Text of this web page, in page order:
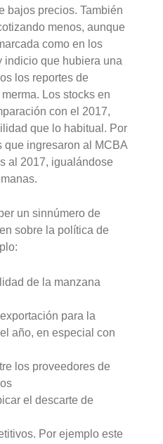
bajos precios. También
menos, aunque
como en los
indicio que hubiera una
los reportes de
Los stocks en
con el 2017,
que lo habitual. Por
que ingresaron al MCBA
al 2017, igualándose
un sinnúmero de
sobre la política de
de la manzana
para la
año, en especial con
los proveedores de
el descarte de
Por ejemplo este